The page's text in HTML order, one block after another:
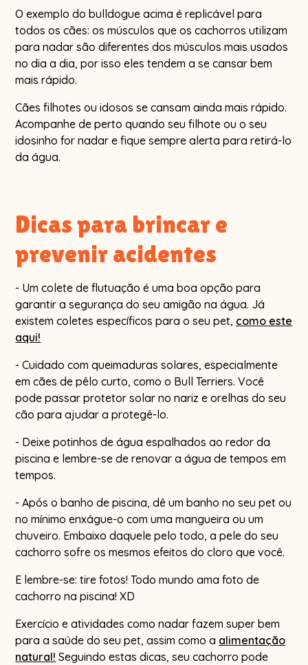
O exemplo do bulldogue acima é replicável para
todos os cães: os músculos que os cachorros utilizam
para nadar são diferentes dos músculos mais usados
no dia a dia, por isso eles tendem a se cansar bem
mais rápido.
Cães filhotes ou idosos se cansam ainda mais rápido.
Acompanhe de perto quando seu filhote ou o seu
idosinho for nadar e fique sempre alerta para retirá-lo
da água.
Dicas para brincar e
prevenir acidentes
- Um colete de flutuação é uma boa opção para
garantir a segurança do seu amigão na água. Já
existem coletes específicos para o seu pet, como este
aqui!
- Cuidado com queimaduras solares, especialmente
em cães de pêlo curto, como o Bull Terriers. Você
pode passar protetor solar no nariz e orelhas do seu
cão para ajudar a protegê-lo.
- Deixe potinhos de água espalhados ao redor da
piscina e lembre-se de renovar a água de tempos em
tempos.
- Após o banho de piscina, dê um banho no seu pet ou
no mínimo enxágue-o com uma mangueira ou um
chuveiro. Embaixo daquele pelo todo, a pele do seu
cachorro sofre os mesmos efeitos do cloro que você.
E lembre-se: tire fotos! Todo mundo ama foto de
cachorro na piscina! XD
Exercício e atividades como nadar fazem super bem
para a saúde do seu pet, assim como a alimentação
natural! Seguindo estas dicas, seu cachorro pode